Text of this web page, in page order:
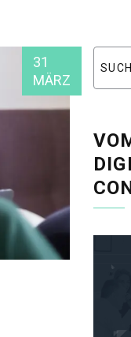
31
MÄRZ